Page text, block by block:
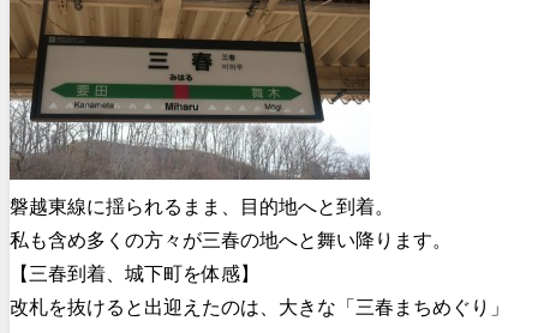
磐越東線に揺られるまま、目的地へと到着。
私も含め多くの方々が三春の地へと舞い降ります。
【三春到着、城下町を体感】
改札を抜けると出迎えたのは、大きな「三春まちめぐり」